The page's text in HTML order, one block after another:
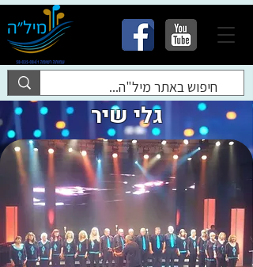
גלי שיר